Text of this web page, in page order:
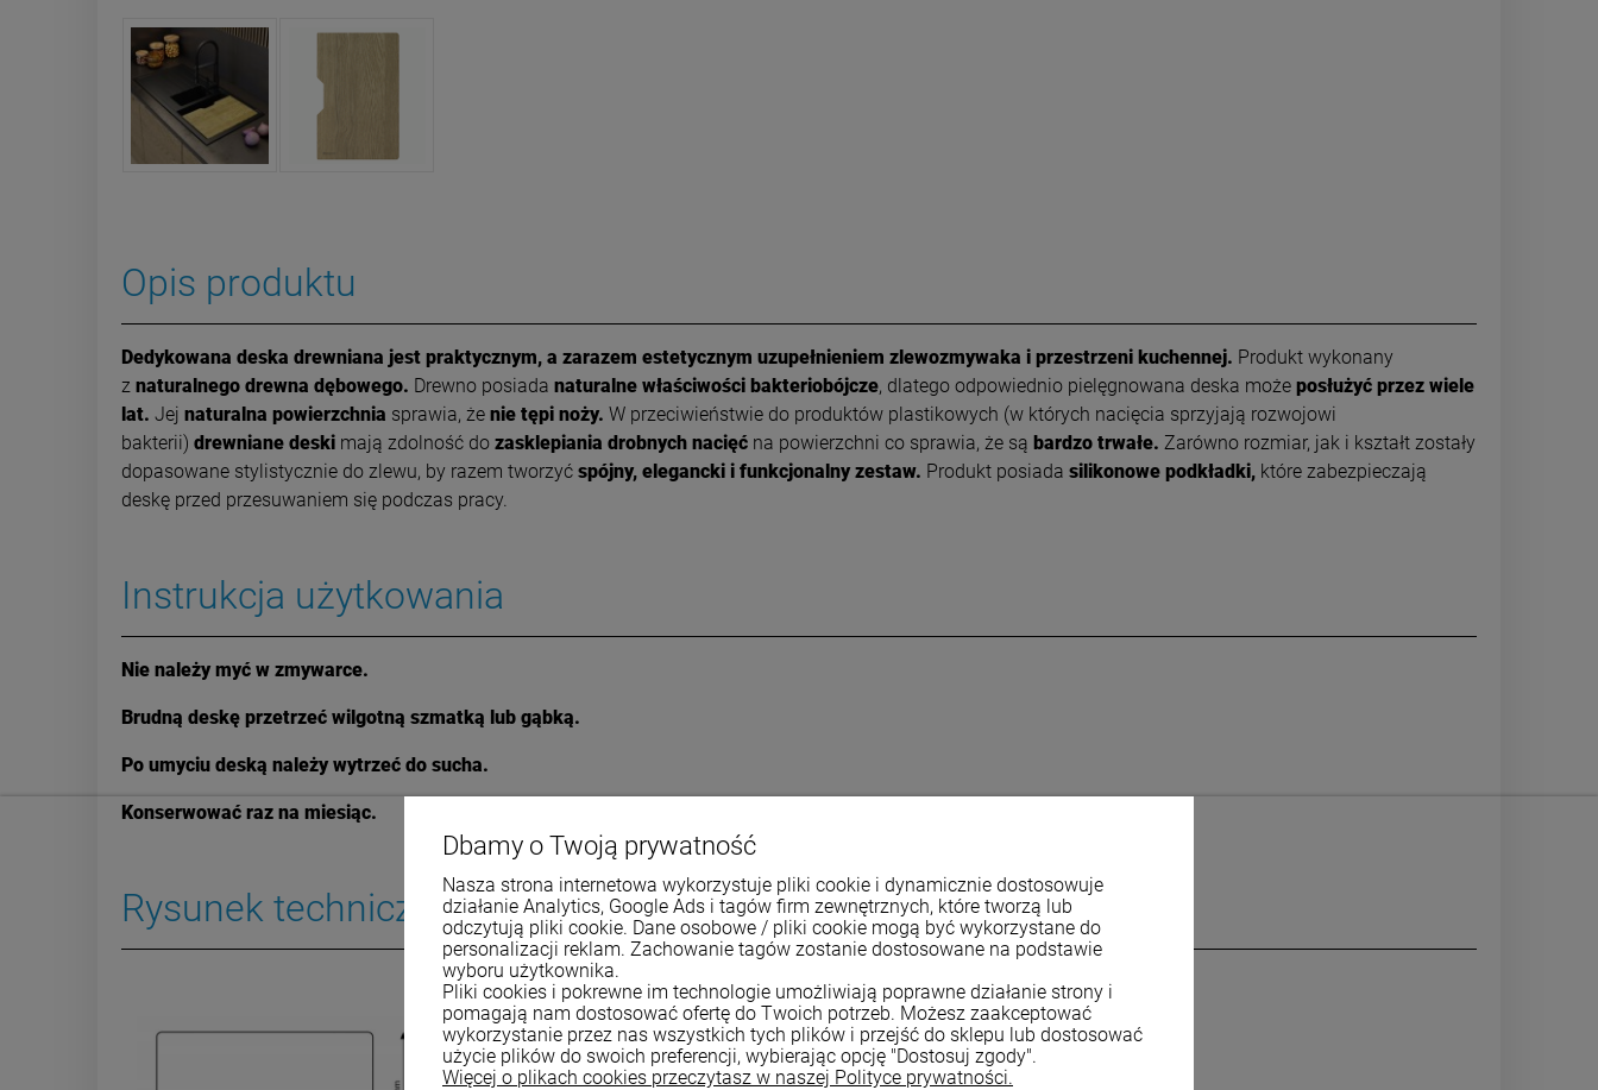
Opis produktu
Dedykowana deska drewniana jest praktycznym, a zarazem estetycznym uzupełnieniem zlewozmywaka i przestrzeni kuchennej. Produkt wykonany
z naturalnego drewna dębowego. Drewno posiada naturalne właściwości bakteriobójcze, dlatego odpowiednio pielęgnowana deska może posłużyć przez wiele
lat. Jej naturalna powierzchnia sprawia, że nie tępi noży. W przeciwieństwie do produktów plastikowych (w których nacięcia sprzyjają rozwojowi
bakterii) drewniane deski mają zdolność do zasklepiania drobnych nacięć na powierzchni co sprawia, że są bardzo trwałe. Zarówno rozmiar, jak i kształt zostały
dopasowane stylistycznie do zlewu, by razem tworzyć spójny, elegancki i funkcjonalny zestaw. Produkt posiada silikonowe podkładki, które zabezpieczają
deskę przed przesuwaniem się podczas pracy.
Instrukcja użytkowania
Nie należy myć w zmywarce.
Brudną deskę przetrzeć wilgotną szmatką lub gąbką.
Po umyciu deską należy wytrzeć do sucha.
Konserwować raz na miesiąc.
Rysunek techniczny
Dbamy o Twoją prywatność
Nasza strona internetowa wykorzystuje pliki cookie i dynamicznie dostosowuje
działanie Analytics, Google Ads i tagów firm zewnętrznych, które tworzą lub
odczytują pliki cookie. Dane osobowe / pliki cookie mogą być wykorzystane do
personalizacji reklam. Zachowanie tagów zostanie dostosowane na podstawie
wyboru użytkownika.
Pliki cookies i pokrewne im technologie umożliwiają poprawne działanie strony i
pomagają nam dostosować ofertę do Twoich potrzeb. Możesz zaakceptować
wykorzystanie przez nas wszystkich tych plików i przejść do sklepu lub dostosować
użycie plików do swoich preferencji, wybierając opcję "Dostosuj zgody".
Więcej o plikach cookies przeczytasz w naszej Polityce prywatności.